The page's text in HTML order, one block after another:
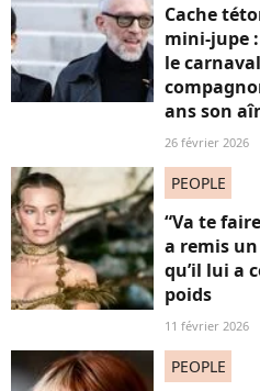
Cache
mini-jupe
le
ans son
26 février 2026
PEOPLE
“Va te
a remis
qu’il lui a
poids
11 février 2026
PEOPLE